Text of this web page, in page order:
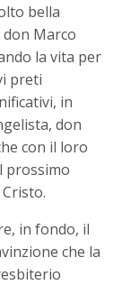
bella
don Marco
la vita per
preti
in
don
con il loro
prossimo
in fondo, il
che la